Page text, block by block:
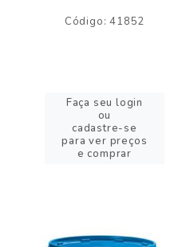
Código: 41852
Faça seu login
ou
cadastre-se
para ver preços
e comprar